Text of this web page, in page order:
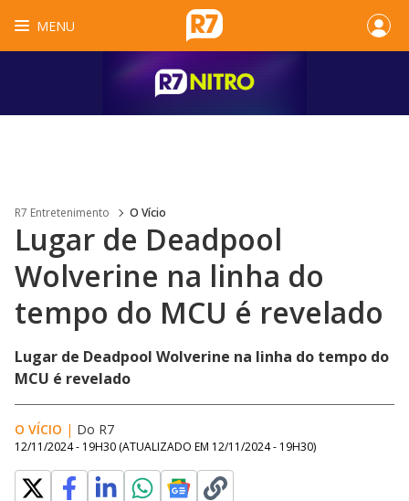
MENU
R7 Entretenimento O Vício
Lugar de Deadpool
Wolverine na linha do
tempo do MCU é revelado
Lugar de Deadpool Wolverine na linha do tempo do
MCU é revelado
O VÍCIO | Do R7
12/11/2024 - 19H30 (ATUALIZADO EM 12/11/2024 - 19H30)